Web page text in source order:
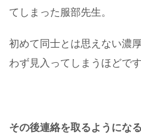
てしまった服部先生。
初めて同士とは思えない濃
わず見入ってしまうほどです
その後連絡を取るようになる